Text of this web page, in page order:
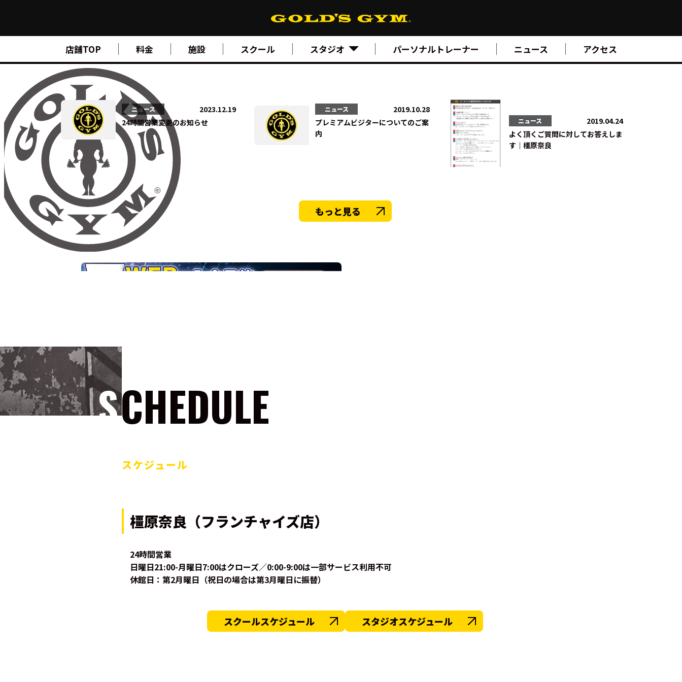
店舗TOP 料金 施設 スクール スタジオ パーソナルトレーナー ニュース アクセス
FIND A GYM 店舗検索
ABOUTゴールドジムについて
SUPPORT トレーニングサポート
SCHOOLスクール
STUDIOスタジオ
JOIN ご入会について
NEWSニュース
SHOP オンラインストア
法人会員
ニュース
2023.12.19
24時間営業変更のお知らせ
ニュース
2019.10.28
プレミアムビジターについてのご案
内
ニュース
2019.04.24
よく頂くご質問に対してお答えしま
す｜橿原奈良
もっと見る
SCHEDULE
スケジュール
橿原奈良（フランチャイズ店）
24時間営業
日曜日21:00-月曜日7:00はクローズ／0:00-9:00は一部サービス利用不可
休館日：第2月曜日（祝日の場合は第3月曜日に振替）
スクールスケジュール スタジオスケジュール